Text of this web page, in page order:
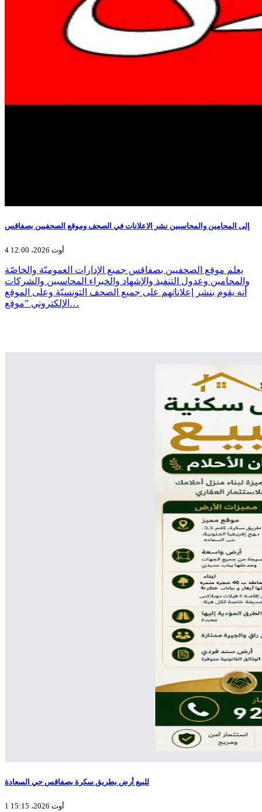
إلى المحامين والمحاسبين نشر الاعلانات في الصحف وموقع الصحفيين بصفاقس
4 أوت 2026، 12:00
يعلم موقع الصحفيين بصفاقس جميع الإدارات العموميّة والخاصّة
والمحامين وعدول التنفيذ والإشهاد والخبراء المحاسبين والشركات
أنه يقوم بنشر إعلاناتهم على جميع الصحف التونسيّة وعلى الموقع
الإلكتروني ”موقع…
للبيع أرض بطريق سكرة بصفاقس حي السعادة
1 أوت 2026، 15:15